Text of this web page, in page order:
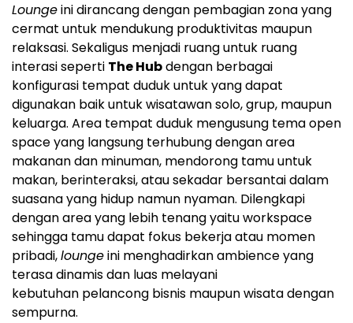
Loungeini dirancang dengan pembagian zona yang
cermat untuk mendukung produktivitas maupun
relaksasi. Sekaligus menjadi ruang untuk ruang
interasi seperti The Hubdengan berbagai
konfigurasi tempat duduk untuk yang dapat
digunakan baik untuk wisatawan solo, grup, maupun
keluarga. Area tempat duduk mengusung tema open
space yang langsung terhubung dengan area
makanan dan minuman, mendorong tamu untuk
makan, berinteraksi, atau sekadar bersantai dalam
suasana yang hidup namun nyaman. Dilengkapi
dengan area yang lebih tenang yaitu workspace
sehingga tamu dapat fokus bekerja atau momen
pribadi,loungeini menghadirkan ambience yang
terasa dinamis dan luas melayani
kebutuhan pelancong bisnis maupun wisata dengan
sempurna.